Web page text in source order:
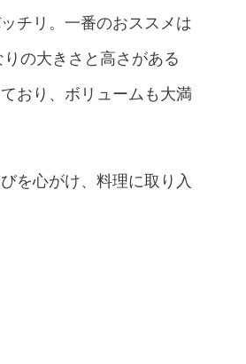
チリ。一番のおススメは
の大きさと高さがある
おり、ボリュームも大満
を心がけ、料理に取り入